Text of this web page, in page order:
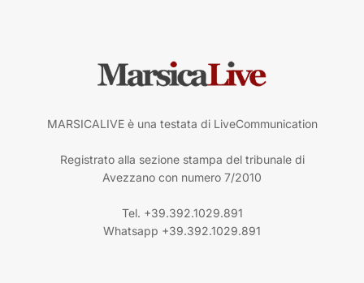
MARSICALIVE è una testata di LiveCommunication
Registrato alla sezione stampa del tribunale di
Avezzano con numero 7/2010
Tel. +39.392.1029.891
Whatsapp +39.392.1029.891